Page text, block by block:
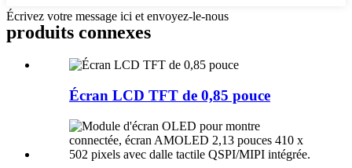
Écrivez votre message ici et envoyez-le-nous
produits connexes
Écran LCD TFT de 0,85 pouce